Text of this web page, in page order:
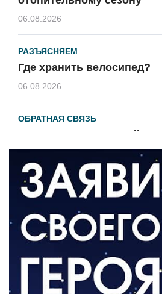
06.08.2026
РАЗЪЯСНЯЕМ
Где хранить велосипед?
06.08.2026
ОБРАТНАЯ СВЯЗЬ
Администрация онлайн
ВЛАСТЬ
День памяти и
06.08.2026
Новый настил на
05.08.2026